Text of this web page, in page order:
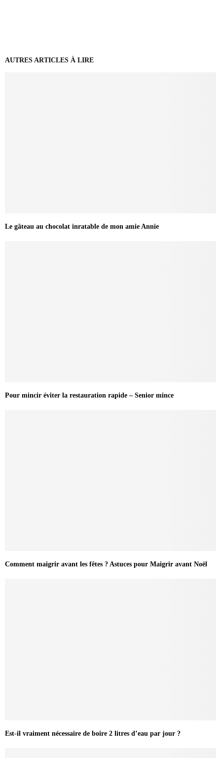
AUTRES ARTICLES À LIRE
Le gâteau au chocolat inratable de mon amie Annie
Pour mincir éviter la restauration rapide – Senior mince
Comment maigrir avant les fêtes ? Astuces pour Maigrir avant Noël
Est-il vraiment nécessaire de boire 2 litres d’eau par jour ?